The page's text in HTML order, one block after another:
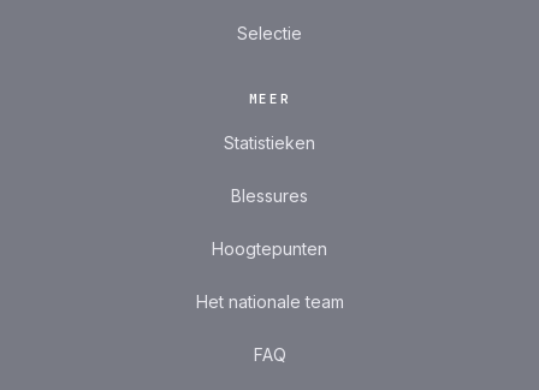
Selectie
MEER
Statistieken
Blessures
Hoogtepunten
Het nationale team
FAQ